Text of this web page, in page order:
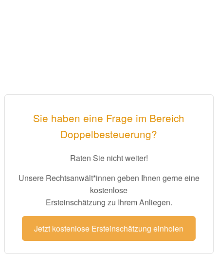
Sie haben eine Frage im Bereich
Doppelbesteuerung?
Raten Sie nicht weiter!
Unsere Rechtsanwält*innen geben Ihnen gerne eine
kostenlose
Ersteinschätzung zu Ihrem Anliegen.
Jetzt kostenlose Ersteinschätzung einholen